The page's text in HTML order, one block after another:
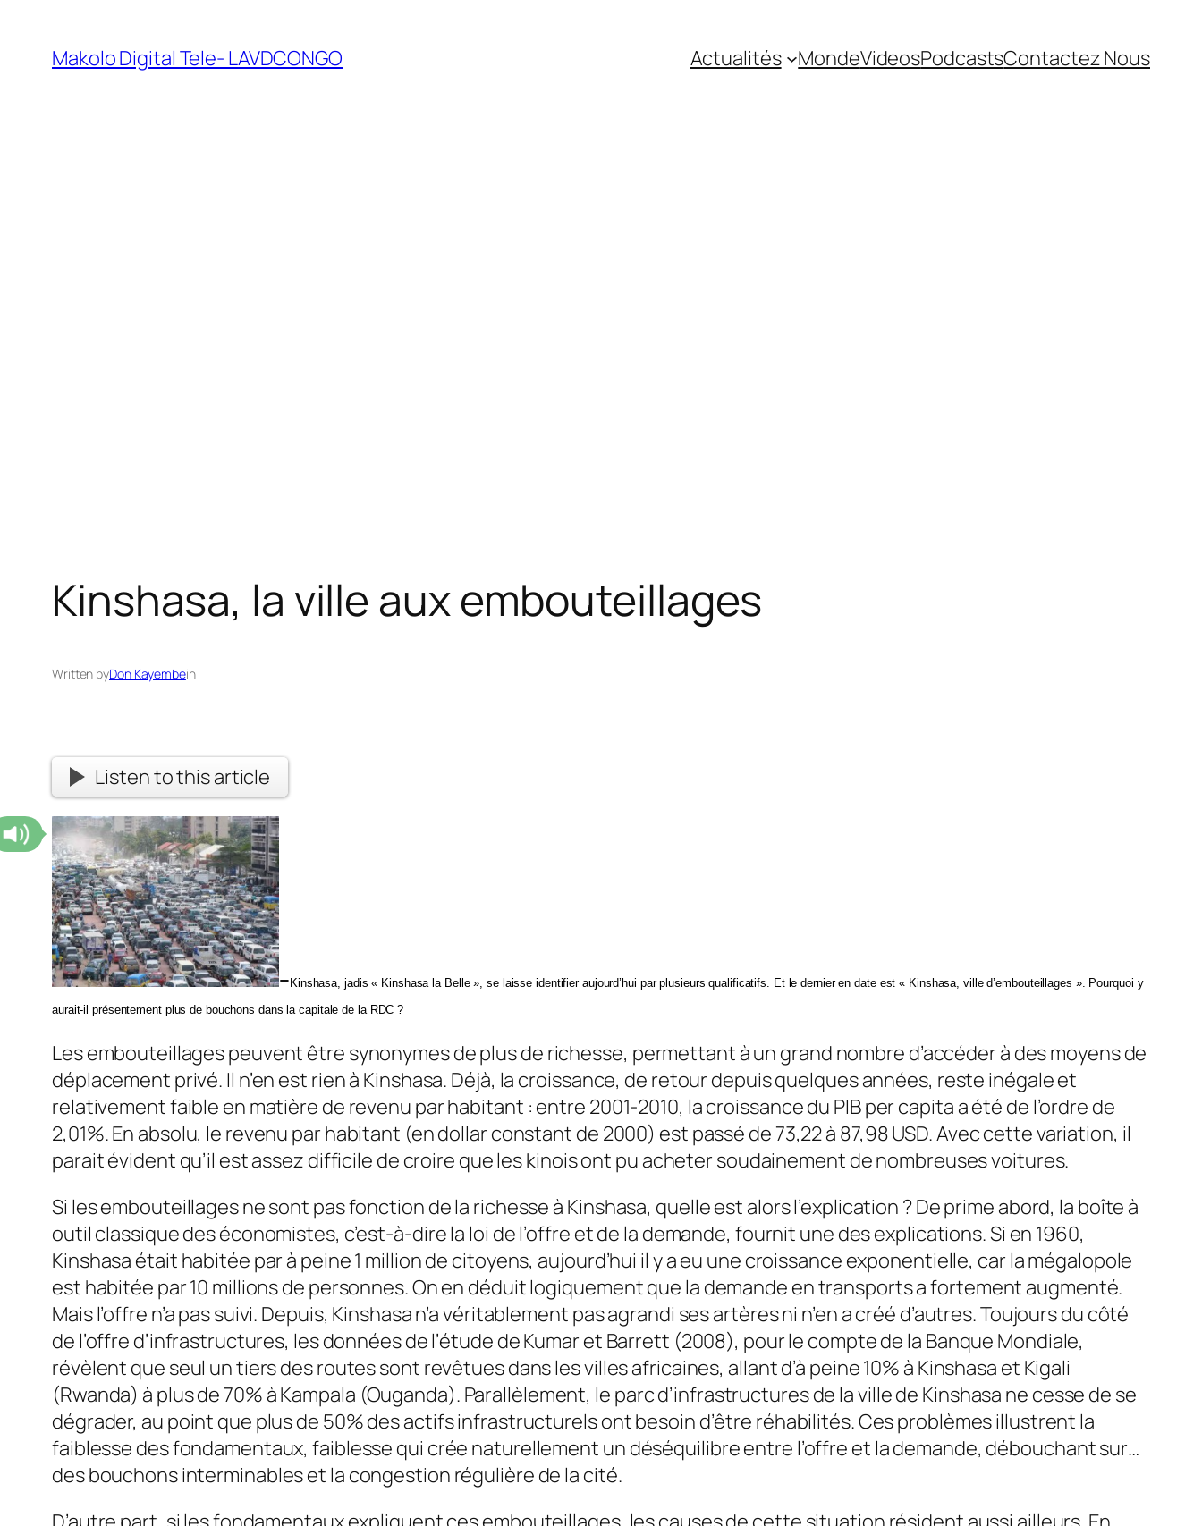
Makolo Digital Tele- LAVDCONGO Actualités MondeVideosPodcastsContactez Nous
Kinshasa, la ville aux embouteillages
Written byDon Kayembein
Listen to this article
–Kinshasa, jadis « Kinshasa la Belle », se laisse identifier aujourd’hui par plusieurs qualificatifs. Et le dernier en date est « Kinshasa, ville d’embouteillages ». Pourquoi y
aurait-il présentement plus de bouchons dans la capitale de la RDC ?
Les embouteillages peuvent être synonymes de plus de richesse, permettant à un grand nombre d’accéder à des moyens de
déplacement privé. Il n’en est rien à Kinshasa. Déjà, la croissance, de retour depuis quelques années, reste inégale et
relativement faible en matière de revenu par habitant : entre 2001-2010, la croissance du PIB per capita a été de l’ordre de
2,01%. En absolu, le revenu par habitant (en dollar constant de 2000) est passé de 73,22 à 87,98 USD. Avec cette variation, il
parait évident qu’il est assez difficile de croire que les kinois ont pu acheter soudainement de nombreuses voitures.
Si les embouteillages ne sont pas fonction de la richesse à Kinshasa, quelle est alors l’explication ? De prime abord, la boîte à
outil classique des économistes, c’est-à-dire la loi de l’offre et de la demande, fournit une des explications. Si en 1960,
Kinshasa était habitée par à peine 1 million de citoyens, aujourd’hui il y a eu une croissance exponentielle, car la mégalopole
est habitée par 10 millions de personnes. On en déduit logiquement que la demande en transports a fortement augmenté.
Mais l’offre n’a pas suivi. Depuis, Kinshasa n’a véritablement pas agrandi ses artères ni n’en a créé d’autres. Toujours du côté
de l’offre d’infrastructures, les données de l’étude de Kumar et Barrett (2008), pour le compte de la Banque Mondiale,
révèlent que seul un tiers des routes sont revêtues dans les villes africaines, allant d’à peine 10% à Kinshasa et Kigali
(Rwanda) à plus de 70% à Kampala (Ouganda). Parallèlement, le parc d’infrastructures de la ville de Kinshasa ne cesse de se
dégrader, au point que plus de 50% des actifs infrastructurels ont besoin d’être réhabilités. Ces problèmes illustrent la
faiblesse des fondamentaux, faiblesse qui crée naturellement un déséquilibre entre l’offre et la demande, débouchant sur…
des bouchons interminables et la congestion régulière de la cité.